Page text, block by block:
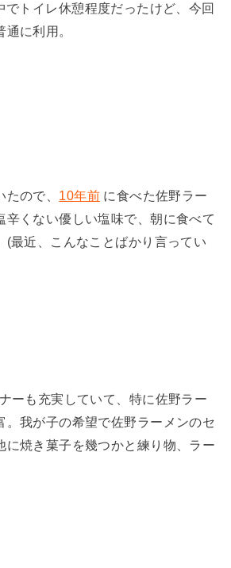
でトイレ休憩程度だったけど、今回
に利用。
ので、 10年前に食べた佐野ラー
辛くない優しい塩味で、朝に食べて
(最近、こんなことばかり言ってい
ーも充実していて、特に佐野ラー
。我が子の希望で佐野ラーメンのセ
に焼き菓子を幾つかと練り物、ラー